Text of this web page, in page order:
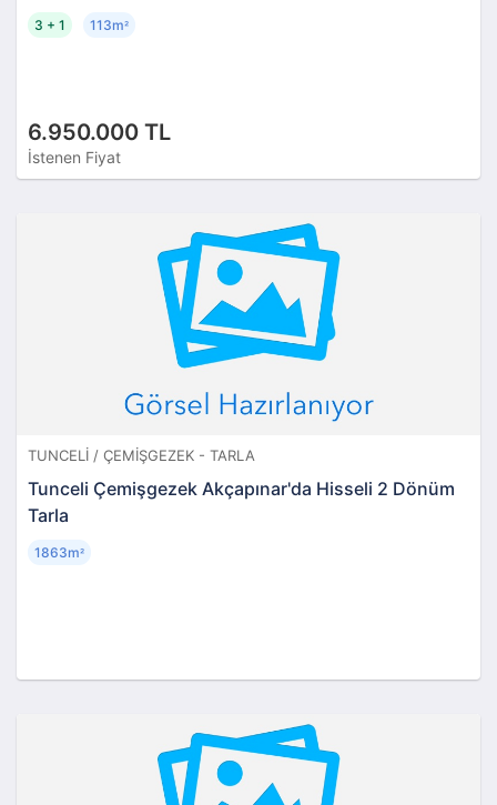
6.950.000 TL
İstenen Fiyat
3 + 1 113m²
TUNCELI / ÇEMIŞGEZEK - TARLA
Tunceli Çemişgezek Akçapınar'da Hisseli 2 Dönüm
Tarla
1863m²